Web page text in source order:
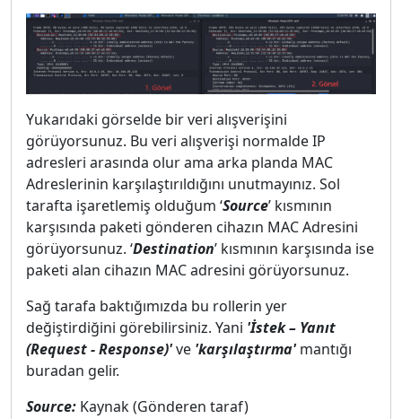
Yukarıdaki görselde bir veri alışverişini
görüyorsunuz. Bu veri alışverişi normalde IP
adresleri arasında olur ama arka planda MAC
Adreslerinin karşılaştırıldığını unutmayınız. Sol
tarafta işaretlemiş olduğum ‘Source’ kısmının
karşısında paketi gönderen cihazın MAC Adresini
görüyorsunuz. ‘Destination’ kısmının karşısında ise
paketi alan cihazın MAC adresini görüyorsunuz.
Sağ tarafa baktığımızda bu rollerin yer
değiştirdiğini görebilirsiniz. Yani 'İstek – Yanıt
(Request - Response)'ve 'karşılaştırma'mantığı
buradan gelir.
Source: Kaynak (Gönderen taraf)